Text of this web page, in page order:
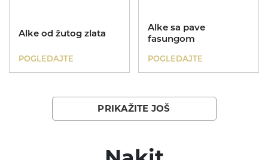
MIJE MAGIONI
POKLONI
Zlatnik
Alke od žutog zlata
POGLEDAJTE
Alke sa pave
fasungom
POGLEDAJTE
PRIKAŽITE JOŠ